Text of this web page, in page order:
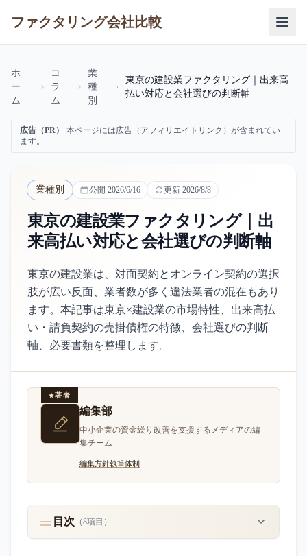
ファクタリング会社比較
ホ
ー
ム
コ
ラ
ム
業
種
別
東京の建設業ファクタリング｜出来高
払い対応と会社選びの判断軸
広告（PR）
本ページには広告（アフィリエイトリンク）が含まれてい
ます。
業種別 公開 2026/6/16 更新 2026/8/8
東京の建設業ファクタリング｜出
来高払い対応と会社選びの判断軸
東京の建設業は、対面契約とオンライン契約の選択
肢が広い反面、業者数が多く違法業者の混在もあり
ます。本記事は東京×建設業の市場特性、出来高払
い・請負契約の売掛債権の特徴、会社選びの判断
軸、必要書類を整理します。
著者
編集部
中小企業の資金繰り改善を支援するメディアの編
集チーム
編集方針執筆体制
目次 （8項目）